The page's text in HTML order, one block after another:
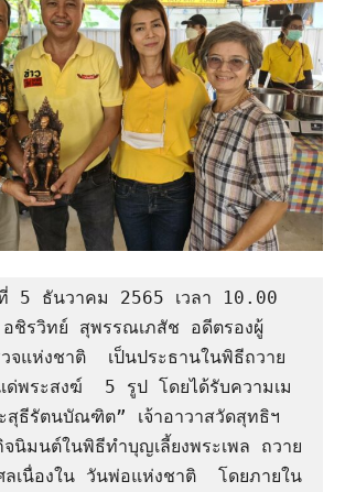
รวิทย์ สุพรรณเภสัช อดีตรองผู้
จแห่งชาติ  เป็นประธานในพิธีถวาย
ด่พระสงฆ์  5 รูป โดยได้รับความเม
สุธีรัตนบัณฑิต” เจ้าอาวาสวัดสุทธิฯ
จนิมนต์ในพิธีทำบุญเลี้ยงพระเพล ถวาย
ลเนื่องใน วันพ่อแห่งชาติ  โดยภายใน